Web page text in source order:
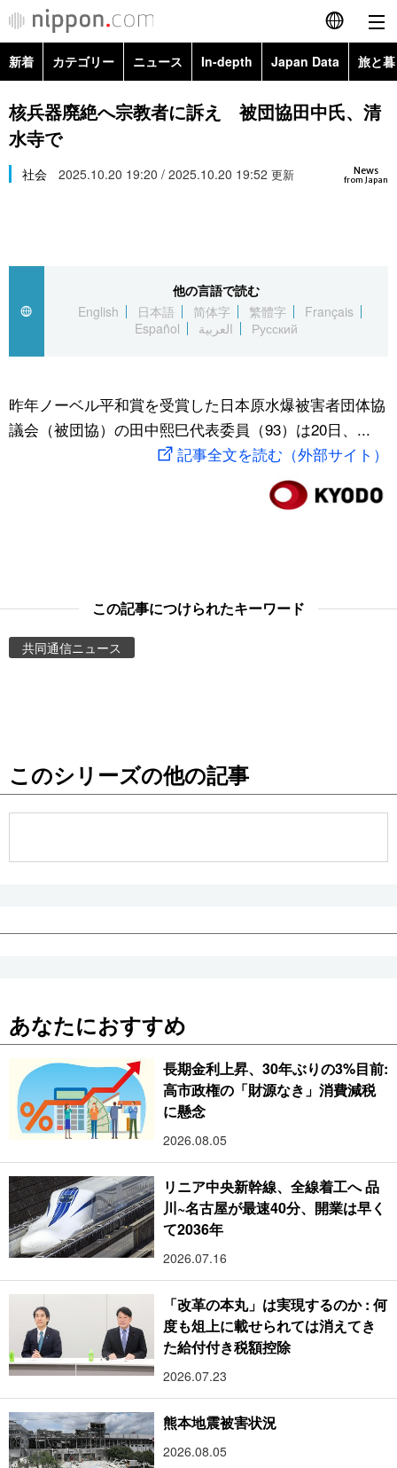
English
简体字
Русский
カテゴリー
経済・ビジネス
国際
文化
トップ
アーカイブ
In-depth
Japan Data
動画/Live
お知らせ
新着 カテゴリー ニュース In-depth Japan Data 旅と
政治・外交
経済・ビジネス
スポーツ・東京2020
Topics
核兵器廃絶へ宗教者に訴え 被団協田中氏、清
水寺で
News
from Japan
社会 2025.10.20 19:20 / 2025.10.20 19:52 更新
他の言語で読む
English
日本語 简体字 繁體字
Français
Español
العربية Русский
昨年ノーベル平和賞を受賞した日本原水爆被害者団体協
議会（被団協）の田中熙巳代表委員（93）は20日、...
記事全文を読む（外部サイト）
この記事につけられたキーワード
共同通信ニュース
このシリーズの他の記事
あなたにおすすめ
長期金利上昇、30年ぶりの3%目前:
高市政権の「財源なき」消費減税
に懸念
2026.08.05
リニア中央新幹線、全線着工へ 品
川~名古屋が最速40分、開業は早く
て2036年
2026.07.16
「改革の本丸」は実現するのか : 何
度も俎上に載せられては消えてき
た給付付き税額控除
2026.07.23
熊本地震被害状況
2026.08.05